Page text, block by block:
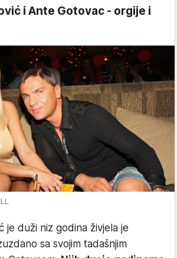
i Ante Gotovac - orgije i
je duži niz godina živjela je
sa svojim tadašnjim